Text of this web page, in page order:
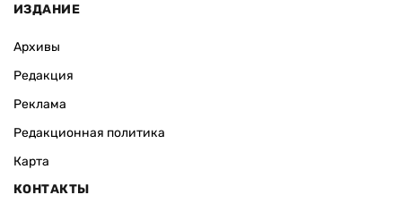
ИЗДАНИЕ
Архивы
Редакция
Реклама
Редакционная политика
Карта
КОНТАКТЫ